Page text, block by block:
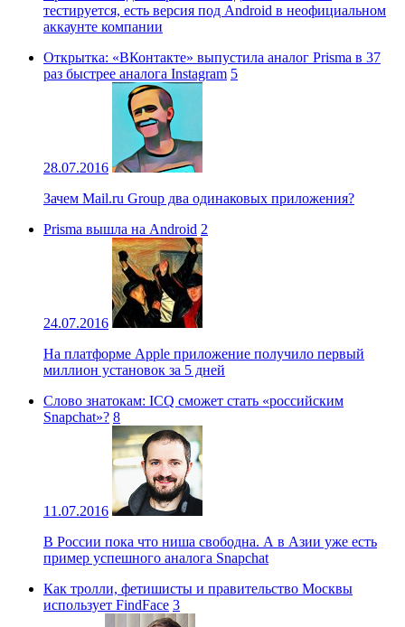
тестируется, есть версия под Android в неофициальном
аккаунте компании
Открытка: «ВКонтакте» выпустила аналог Prisma в 37
раз быстрее аналога Instagram 5
28.07.2016
Зачем Mail.ru Group два одинаковых приложения?
Prisma вышла на Android 2
24.07.2016
На платформе Apple приложение получило первый
миллион установок за 5 дней
Слово знатокам: ICQ сможет стать «российским
Snapchat»? 8
11.07.2016
В России пока что ниша свободна. А в Азии уже есть
пример успешного аналога Snapchat
Как тролли, фетишисты и правительство Москвы
использует FindFace 3